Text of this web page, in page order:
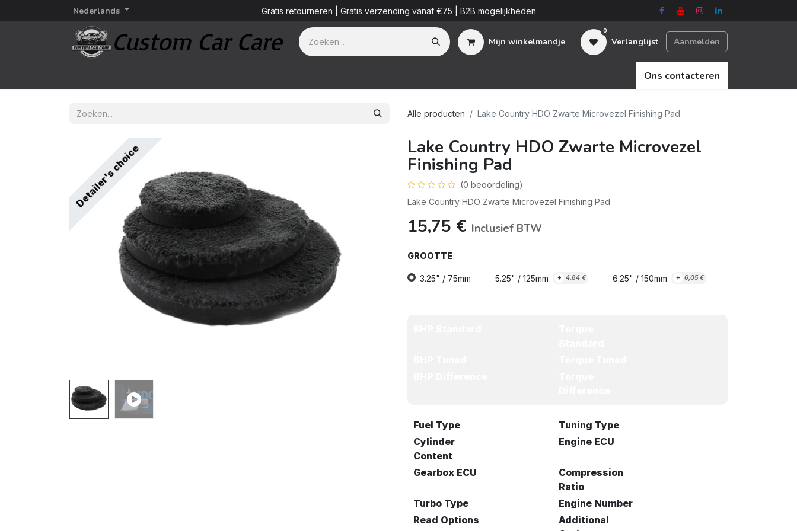
Nederlands Gratis retourneren | Gratis verzending vanaf €75 | B2B mogelijkheden
Mijn winkelmandje
0
Verlanglijst Aanmelden
Ons contacteren
Alle producten Lake Country HDO Zwarte Microvezel Finishing Pad
Detailer's choice Lake Country HDO Zwarte Microvezel
Finishing Pad
(0 beoordeling)
Lake Country HDO Zwarte Microvezel Finishing Pad
15,75 € Inclusief BTW
GROOTTE
3.25" / 75mm 5.25" / 125mm + 4,84 € 6.25" / 150mm + 6,05€
Fuel Type
Tuning Type
Cylinder
Content
Engine ECU
Gearbox ECU
Compression
Ratio
Turbo Type
Engine Number
Read Options
Additional